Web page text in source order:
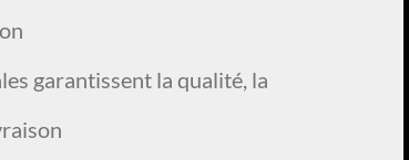
garantissent la qualité, la